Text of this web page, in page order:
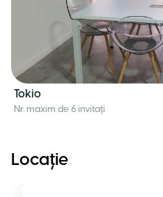
Tokio
Nr. maxim de 6 invitați
Locație